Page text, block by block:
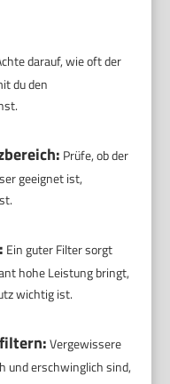
darauf, wie oft der
du den
Prüfe, ob der
geeignet ist,
Ein guter Filter sorgt
hohe Leistung bringt,
wichtig ist.
Vergewissere
und erschwinglich sind,